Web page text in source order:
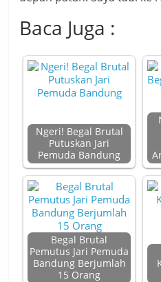
Baca Juga :
Ngeri! Begal Brutal
Putuskan Jari
Pemuda Bandung
Begal Brutal
Pemutus Jari Pemuda
Bandung Berjumlah
15 Orang